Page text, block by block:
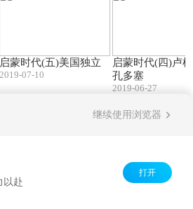
启蒙时代(五)美国独立
2019-07-10
启蒙时代(四)卢
孔多塞
2019-06-27
继续使用浏览器
以赴
打开